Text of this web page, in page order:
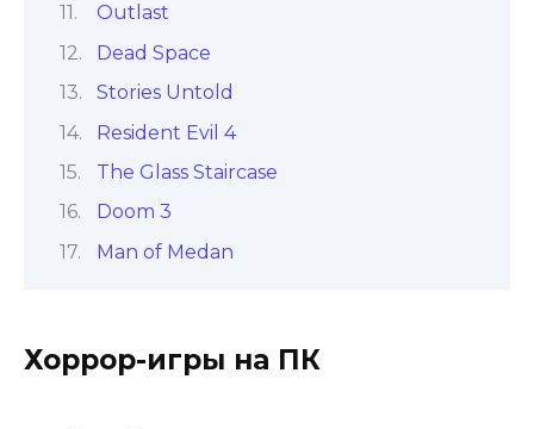
Outlast
Dead Space
Stories Untold
Resident Evil 4
The Glass Staircase
Doom 3
Man of Medan
Хоррор-игры на ПК